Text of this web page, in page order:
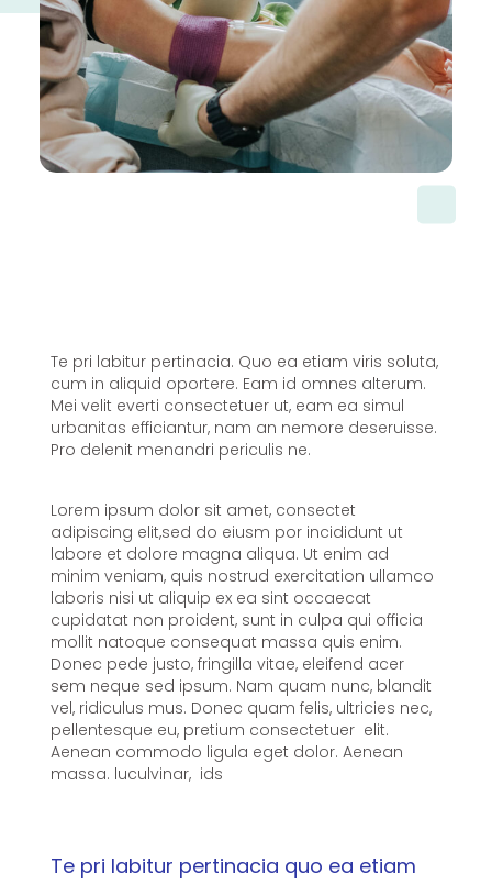
Te pri labitur pertinacia. Quo ea etiam viris soluta,
cum in aliquid oportere. Eam id omnes alterum.
Mei velit everti consectetuer ut, eam ea simul
urbanitas efficiantur, nam an nemore deseruisse.
Pro delenit menandri periculis ne.
Lorem ipsum dolor sit amet, consectet
adipiscing elit,sed do eiusm por incididunt ut
labore et dolore magna aliqua. Ut enim ad
minim veniam, quis nostrud exercitation ullamco
laboris nisi ut aliquip ex ea sint occaecat
cupidatat non proident, sunt in culpa qui officia
mollit natoque consequat massa quis enim.
Donec pede justo, fringilla vitae, eleifend acer
sem neque sed ipsum. Nam quam nunc, blandit
vel, ridiculus mus. Donec quam felis, ultricies nec,
pellentesque eu, pretium consectetuer elit.
Aenean commodo ligula eget dolor. Aenean
massa. luculvinar, ids
Te pri labitur pertinacia quo ea etiam